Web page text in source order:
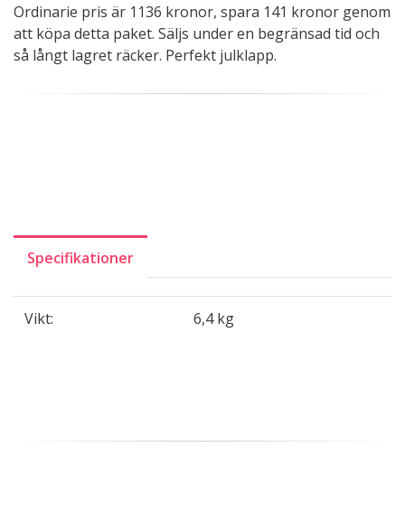
Ordinarie pris är 1136 kronor, spara 141 kronor genom
att köpa detta paket. Säljs under en begränsad tid och
så långt lagret räcker. Perfekt julklapp.
Specifikationer
Vikt: 6,4 kg